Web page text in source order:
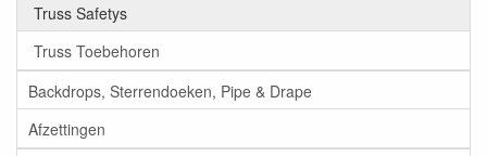
Truss Safetys
Truss Toebehoren
Backdrops, Sterrendoeken, Pipe & Drape
Afzettingen